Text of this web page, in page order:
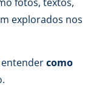
explorados nos
entendercomo